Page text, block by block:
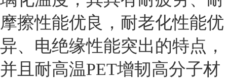
摩擦性能优良，耐老化性能优
异、电绝缘性能突出的特点，
并且耐高温PET增韧高分子材